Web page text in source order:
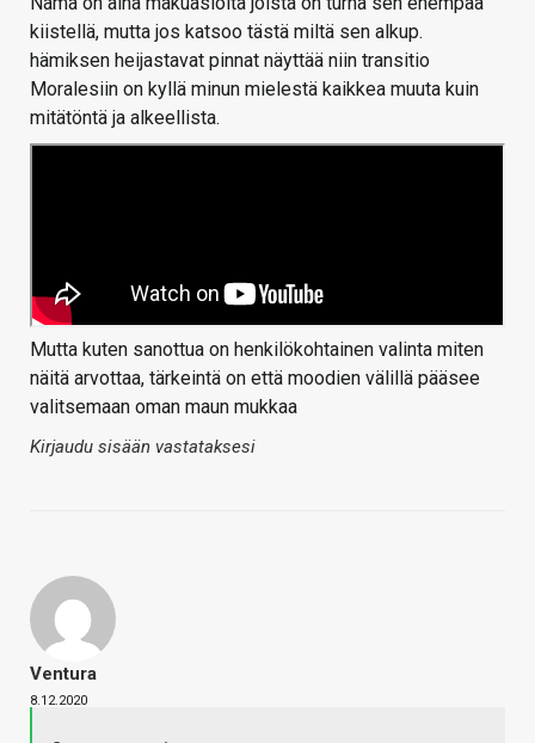
kiistellä, mutta jos katsoo tästä miltä sen alkup.
hämiksen heijastavat pinnat näyttää niin transitio
Moralesiin on kyllä minun mielestä kaikkea muuta kuin
mitätöntä ja alkeellista.
Mutta kuten sanottua on henkilökohtainen valinta miten
näitä arvottaa, tärkeintä on että moodien välillä pääsee
valitsemaan oman maun mukkaa
Kirjaudu sisään vastataksesi
Ventura
8.12.2020